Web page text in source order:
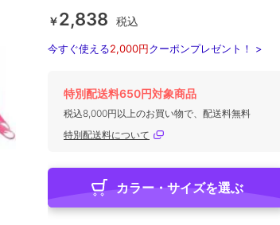
￥2,838 税込
今すぐ使える2,000円クーポンプレゼント！ >
特別配送料650円対象商品
税込8,000円以上のお買い物で、配送料無料
特別配送料について
カラー・サイズを選ぶ